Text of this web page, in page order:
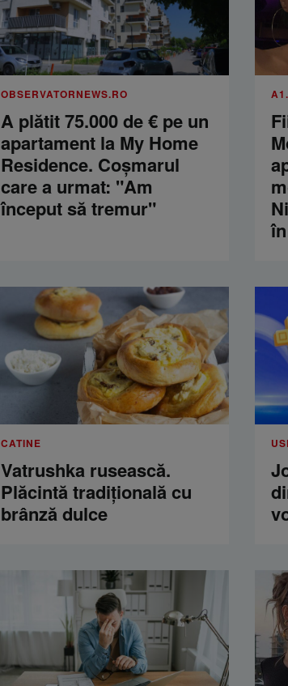
OBSERVATORNEWS.RO
A plătit 75.000 de € pe un
apartament la My Home
Residence. Coşmarul
care a urmat: "Am
început să tremur"
CATINE
Vatrushka rusească.
Plăcintă tradițională cu
brânză dulce